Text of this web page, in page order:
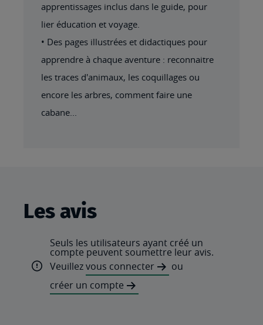
apprentissages inclus dans le guide, pour
lier éducation et voyage.
• Des pages illustrées et didactiques pour
apprendre à chaque aventure : reconnaitre
les traces d'animaux, les coquillages ou
encore les arbres, comment faire une
cabane...
Les avis
Seuls les utilisateurs ayant créé un
compte peuvent soumettre leur avis.
Veuillezvous connecter
ou
créer un compte